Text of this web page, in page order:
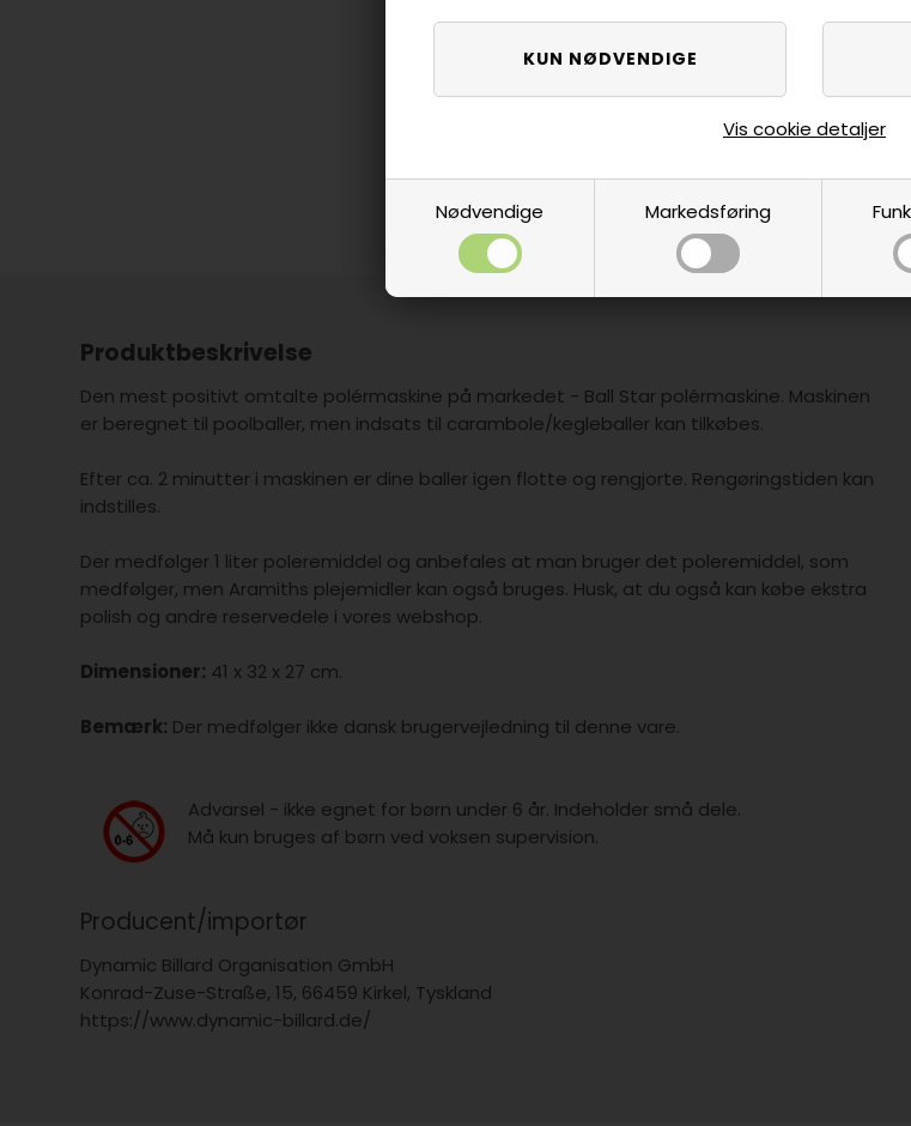
Nødvendige Markedsføring
Vis cookie detaljer
Produktbeskrivelse
Den mest positivt omtalte polérmaskine på markedet - Ball Star polérmaskine. Maskinen
er beregnet til poolballer, men indsats til carambole/kegleballer kan tilkøbes.
Efter ca. 2 minutter i maskinen er dine baller igen flotte og rengjorte. Rengøringstiden kan
indstilles.
Der medfølger 1 liter poleremiddel og anbefales at man bruger det poleremiddel, som
medfølger, men Aramiths plejemidler kan også bruges. Husk, at du også kan købe ekstra
polish og andre reservedele i vores webshop.
Dimensioner: 41 x 32 x 27 cm.
Bemærk: Der medfølger ikke dansk brugervejledning til denne vare.
Advarsel - ikke egnet for børn under 6 år. Indeholder små dele.
Må kun bruges af børn ved voksen supervision.
Producent/importør
Dynamic Billard Organisation GmbH
Konrad-Zuse-Straße, 15, 66459 Kirkel, Tyskland
https://www.dynamic-billard.de/